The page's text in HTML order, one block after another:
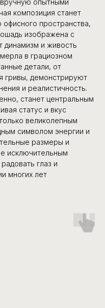
композиция станет
пространства,
изображена с
динамизм и живость
в грациозном
детали, от
гривы, демонстрируют
и реалистичность.
станет центральным
статус и вкус
великолепным
символом энергии и
размеры и
исключительным
глаз и
многих лет